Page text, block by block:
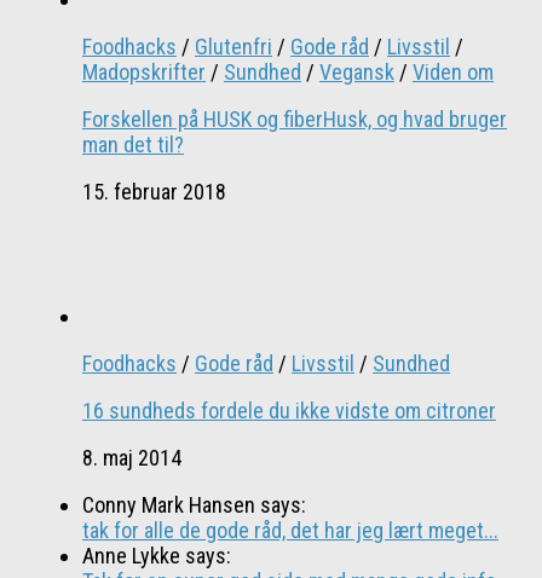
Foodhacks / Glutenfri / Gode råd / Livsstil /
Madopskrifter / Sundhed / Vegansk/ Viden om
Forskellen på HUSK og fiberHusk, og hvad bruger
man det til?
15. februar 2018
Foodhacks / Gode råd / Livsstil / Sundhed
16 sundheds fordele du ikke vidste om citroner
8. maj 2014
Conny Mark Hansen says:
tak for alle de gode råd, det har jeg lært meget...
Anne Lykke says: